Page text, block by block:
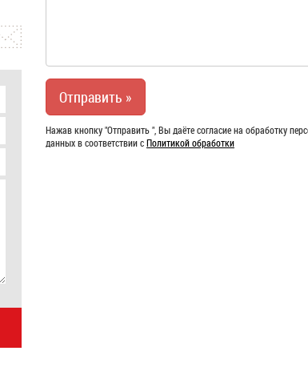
Нажав кнопку "Отправить ", Вы даёте согласие на обработку
данных в соответствии сПолитикой обработки